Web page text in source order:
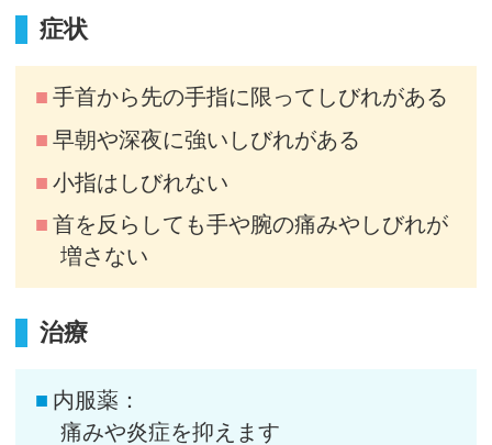
症状
手首から先の手指に限ってしびれがある
早朝や深夜に強いしびれがある
小指はしびれない
首を反らしても手や腕の痛みやしびれが
増さない
治療
内服薬：
痛みや炎症を抑えます